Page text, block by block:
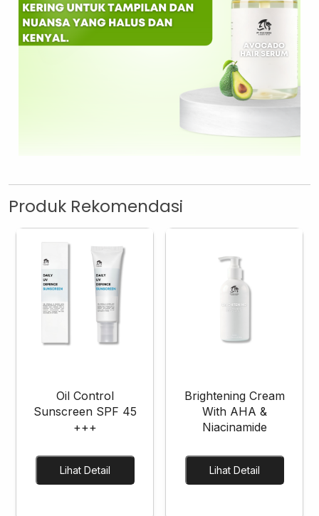
Produk Rekomendasi
Oil Control
Sunscreen SPF 45
+++
Lihat Detail
Brightening Cream
With AHA &
Niacinamide
Lihat Detail